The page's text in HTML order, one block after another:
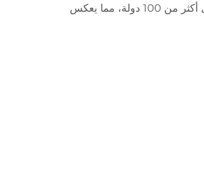
والسيناريوهات الهجينة، ونقوم بتصديرها إلى أكثر من 100 دولة، مما يعكس